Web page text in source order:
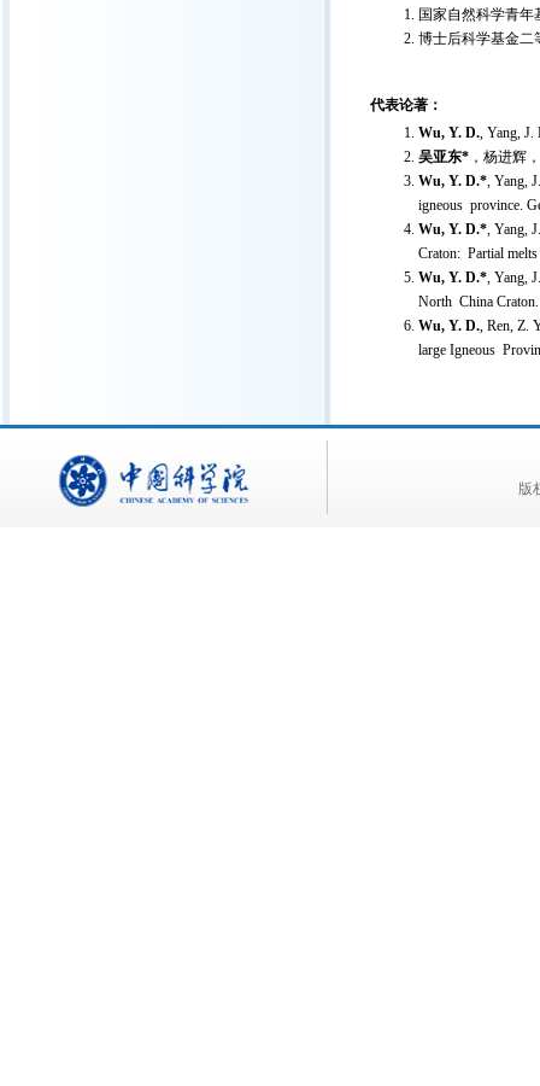
国家自然科学青年
博士后科学基金二
代表论著：
Wu, Y. D., Yang, J.
吴亚东* ，杨进辉
Wu, Y. D.*, Yang,
igneous province.
Wu, Y. D.*, Yang,
Craton: Partial
Wu, Y. D.*, Yang,
North China
Wu, Y. D., Ren, Z.
large Igneous
版